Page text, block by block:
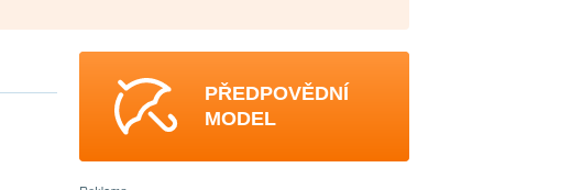
PŘEDPOVĚDNÍ
MODEL